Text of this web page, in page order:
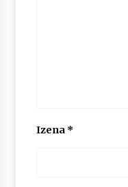
Izena *